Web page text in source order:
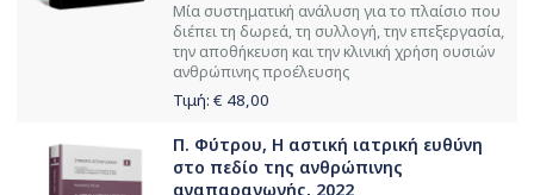
Μία συστηματική ανάλυση για το πλαίσιο που
διέπει τη δωρεά, τη συλλογή, την επεξεργασία,
την αποθήκευση και την κλινική χρήση ουσιών
ανθρώπινης προέλευσης
Τιμή: € 48,00
Π. Φύτρου, Η αστική ιατρική ευθύνη
στο πεδίο της ανθρώπινης
αναπαραγωγής, 2022